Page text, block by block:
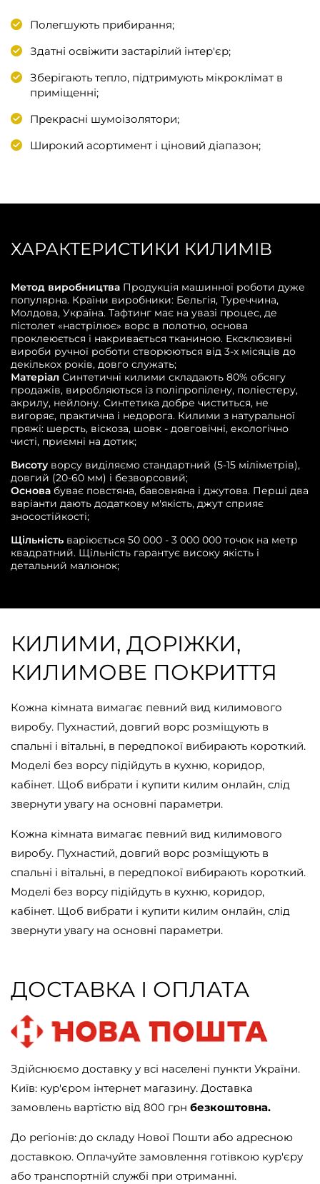
Полегшують прибирання;
Здатні освіжити застарілий інтер'єр;
Зберігають тепло, підтримують мікроклімат в
приміщенні;
Прекрасні шумоізолятори;
Широкий асортимент і ціновий діапазон;
ХАРАКТЕРИСТИКИ КИЛИМІВ
Метод виробництва Продукція машинної роботи дуже
популярна. Країни виробники: Бельгія, Туреччина,
Молдова, Україна. Тафтинг має на увазі процес, де
пістолет «настрілює» ворс в полотно, основа
проклеюється і накривається тканиною. Ексклюзивні
вироби ручної роботи створюються від 3-х місяців до
декількох років, довго служать;
Матеріал Синтетичні килими складають 80% обсягу
продажів, виробляються із поліпропілену, поліестеру,
акрилу, нейлону. Синтетика добре чиститься, не
вигоряє, практична і недорога. Килими з натуральної
пряжі: шерсть, віскоза, шовк - довговічні, екологічно
чисті, приємні на дотик;
Висоту ворсу виділяємо стандартний (5-15 міліметрів),
довгий (20-60 мм) і безворсовий;
Основа буває повстяна, бавовняна і джутова. Перші два
варіанти дають додаткову м'якість, джут сприяє
зносостійкості;
Щільність варіюється 50 000 - 3 000 000 точок на метр
квадратний. Щільність гарантує високу якість і
детальний малюнок;
КИЛИМИ, ДОРІЖКИ,
КИЛИМОВЕ ПОКРИТТЯ
Кожна кімната вимагає певний вид килимового
виробу. Пухнастий, довгий ворс розміщують в
спальні і вітальні, в передпокої вибирають короткий.
Моделі без ворсу підійдуть в кухню, коридор,
кабінет. Щоб вибрати і купити килим онлайн, слід
звернути увагу на основні параметри.
Кожна кімната вимагає певний вид килимового
виробу. Пухнастий, довгий ворс розміщують в
спальні і вітальні, в передпокої вибирають короткий.
Моделі без ворсу підійдуть в кухню, коридор,
кабінет. Щоб вибрати і купити килим онлайн, слід
звернути увагу на основні параметри.
ДОСТАВКА І ОПЛАТА
Здійснюємо доставку у всі населені пункти України.
Київ: кур'єром інтернет магазину. Доставка
замовлень вартістю від 800 грн безкоштовна.
До регіонів: до складу Нової Пошти або адресною
доставкою. Оплачуйте замовлення готівкою кур'єру
або транспортній службі при отриманні.